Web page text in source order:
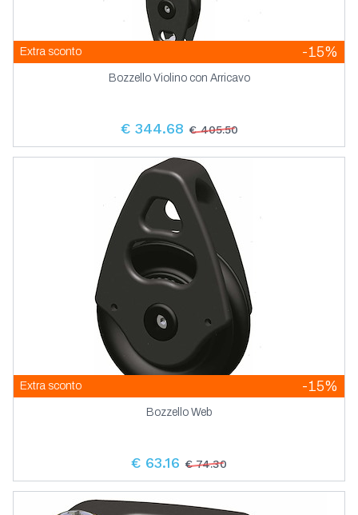
Extra sconto -15%
Bozzello Violino con Arricavo
€ 344.68 € 405.50
Extra sconto -15%
Bozzello Web
€ 63.16 € 74.30